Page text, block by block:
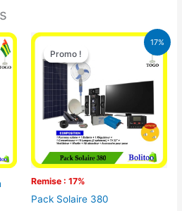
17%
Promo !
Remise : 17%
Promo !
Pack Solaire 380
Le
initial
était :
430.000 CFA.
Le
prix
actuel
355.000